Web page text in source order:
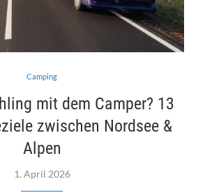
Camping
mit dem Camper? 13
zwischen Nordsee &
Alpen
1. April 2026